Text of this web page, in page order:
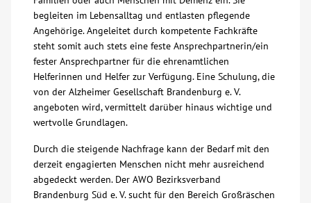
Kontakt
AWO BB Süd
begleiten im Lebensalltag und entlasten pflegende
Angehörige. Angeleitet durch kompetente Fachkräfte
steht somit auch stets eine feste Ansprechpartnerin/ein
fester Ansprechpartner für die ehrenamtlichen
Helferinnen und Helfer zur Verfügung. Eine Schulung, die
von der Alzheimer Gesellschaft Brandenburg e. V.
angeboten wird, vermittelt darüber hinaus wichtige und
wertvolle Grundlagen.
Durch die steigende Nachfrage kann der Bedarf mit den
derzeit engagierten Menschen nicht mehr ausreichend
abgedeckt werden. Der AWO Bezirksverband
Brandenburg Süd e. V. sucht für den Bereich Großräschen